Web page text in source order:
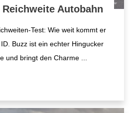
Reichweite Autobahn
Test: Wie weit kommt er
Buzz ist ein echter Hingucker
und bringt den Charme